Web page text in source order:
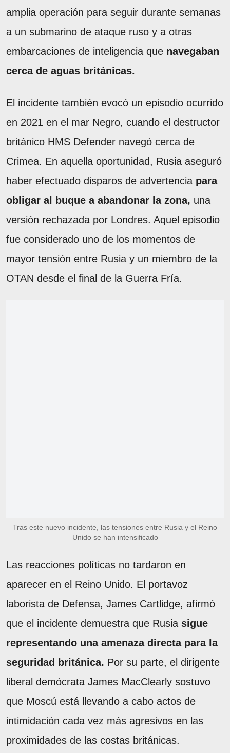
amplia operación para seguir durante semanas
a un submarino de ataque ruso y a otras
embarcaciones de inteligencia que navegaban
cerca de aguas británicas.
El incidente también evocó un episodio ocurrido
en 2021 en el mar Negro, cuando el destructor
británico HMS Defender navegó cerca de
Crimea. En aquella oportunidad, Rusia aseguró
haber efectuado disparos de advertencia para
obligar al buque a abandonar la zona, una
versión rechazada por Londres. Aquel episodio
fue considerado uno de los momentos de
mayor tensión entre Rusia y un miembro de la
OTAN desde el final de la Guerra Fría.
Tras este nuevo incidente, las tensiones entre Rusia y el Reino
Unido se han intensificado
Las reacciones políticas no tardaron en
aparecer en el Reino Unido. El portavoz
laborista de Defensa, James Cartlidge, afirmó
que el incidente demuestra que Rusia sigue
representando una amenaza directa para la
seguridad británica. Por su parte, el dirigente
liberal demócrata James MacClearly sostuvo
que Moscú está llevando a cabo actos de
intimidación cada vez más agresivos en las
proximidades de las costas británicas.